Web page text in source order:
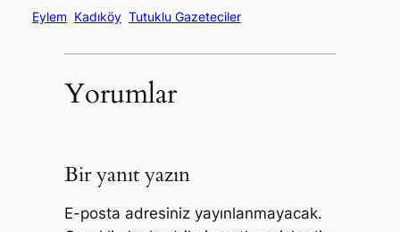
Eylem Kadıköy Tutuklu Gazeteciler
Yorumlar
Bir yanıt yazın
E-posta adresiniz yayınlanmayacak.